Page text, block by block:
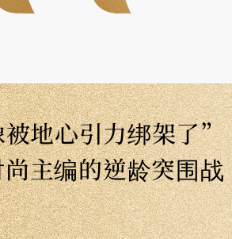
地心引力绑架了”
主编的逆龄突围战